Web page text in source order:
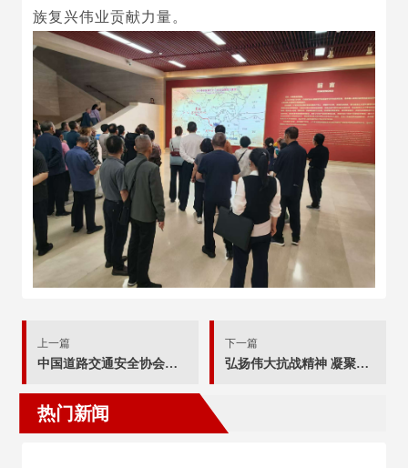
族复兴伟业贡献力量。
上一篇
中国道路交通安全协会党支部 组织开展党的二十届四中全会精神学习暨预备党员入党宣誓活动
下一篇
弘扬伟大抗战精神 凝聚磅礴奋进力量 --协会党支部组织观看纪念中国人民抗日战争暨世界反法西斯战争胜利80周年大会
热门新闻